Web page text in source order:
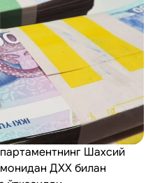
Шахсий
ДХХ билан